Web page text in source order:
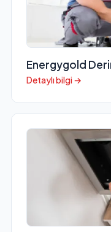
Energygold
Detaylı bilgi →